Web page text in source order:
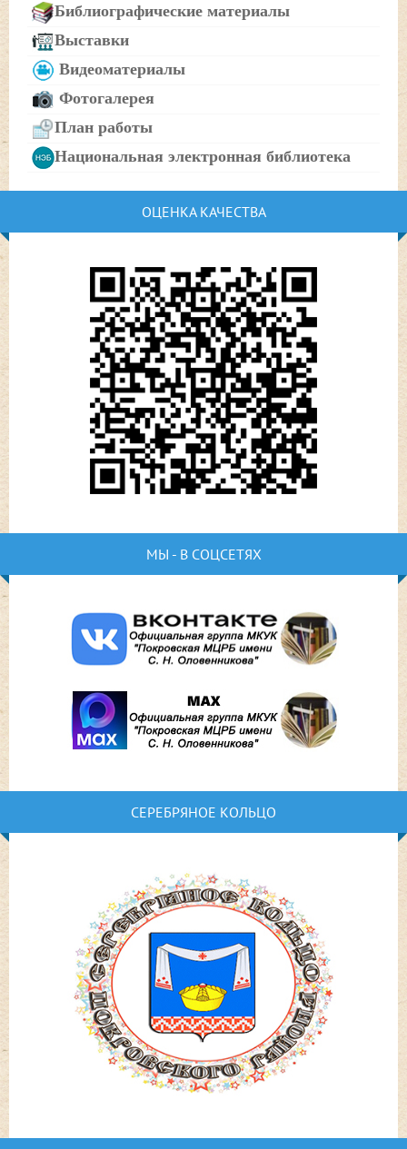
Библиографические материалы
Выставки
Видеоматериалы
Фотогалерея
План работы
Национальная электронная библиотека
ОЦЕНКА КАЧЕСТВА
МЫ - В СОЦСЕТЯХ
СЕРЕБРЯНОЕ КОЛЬЦО